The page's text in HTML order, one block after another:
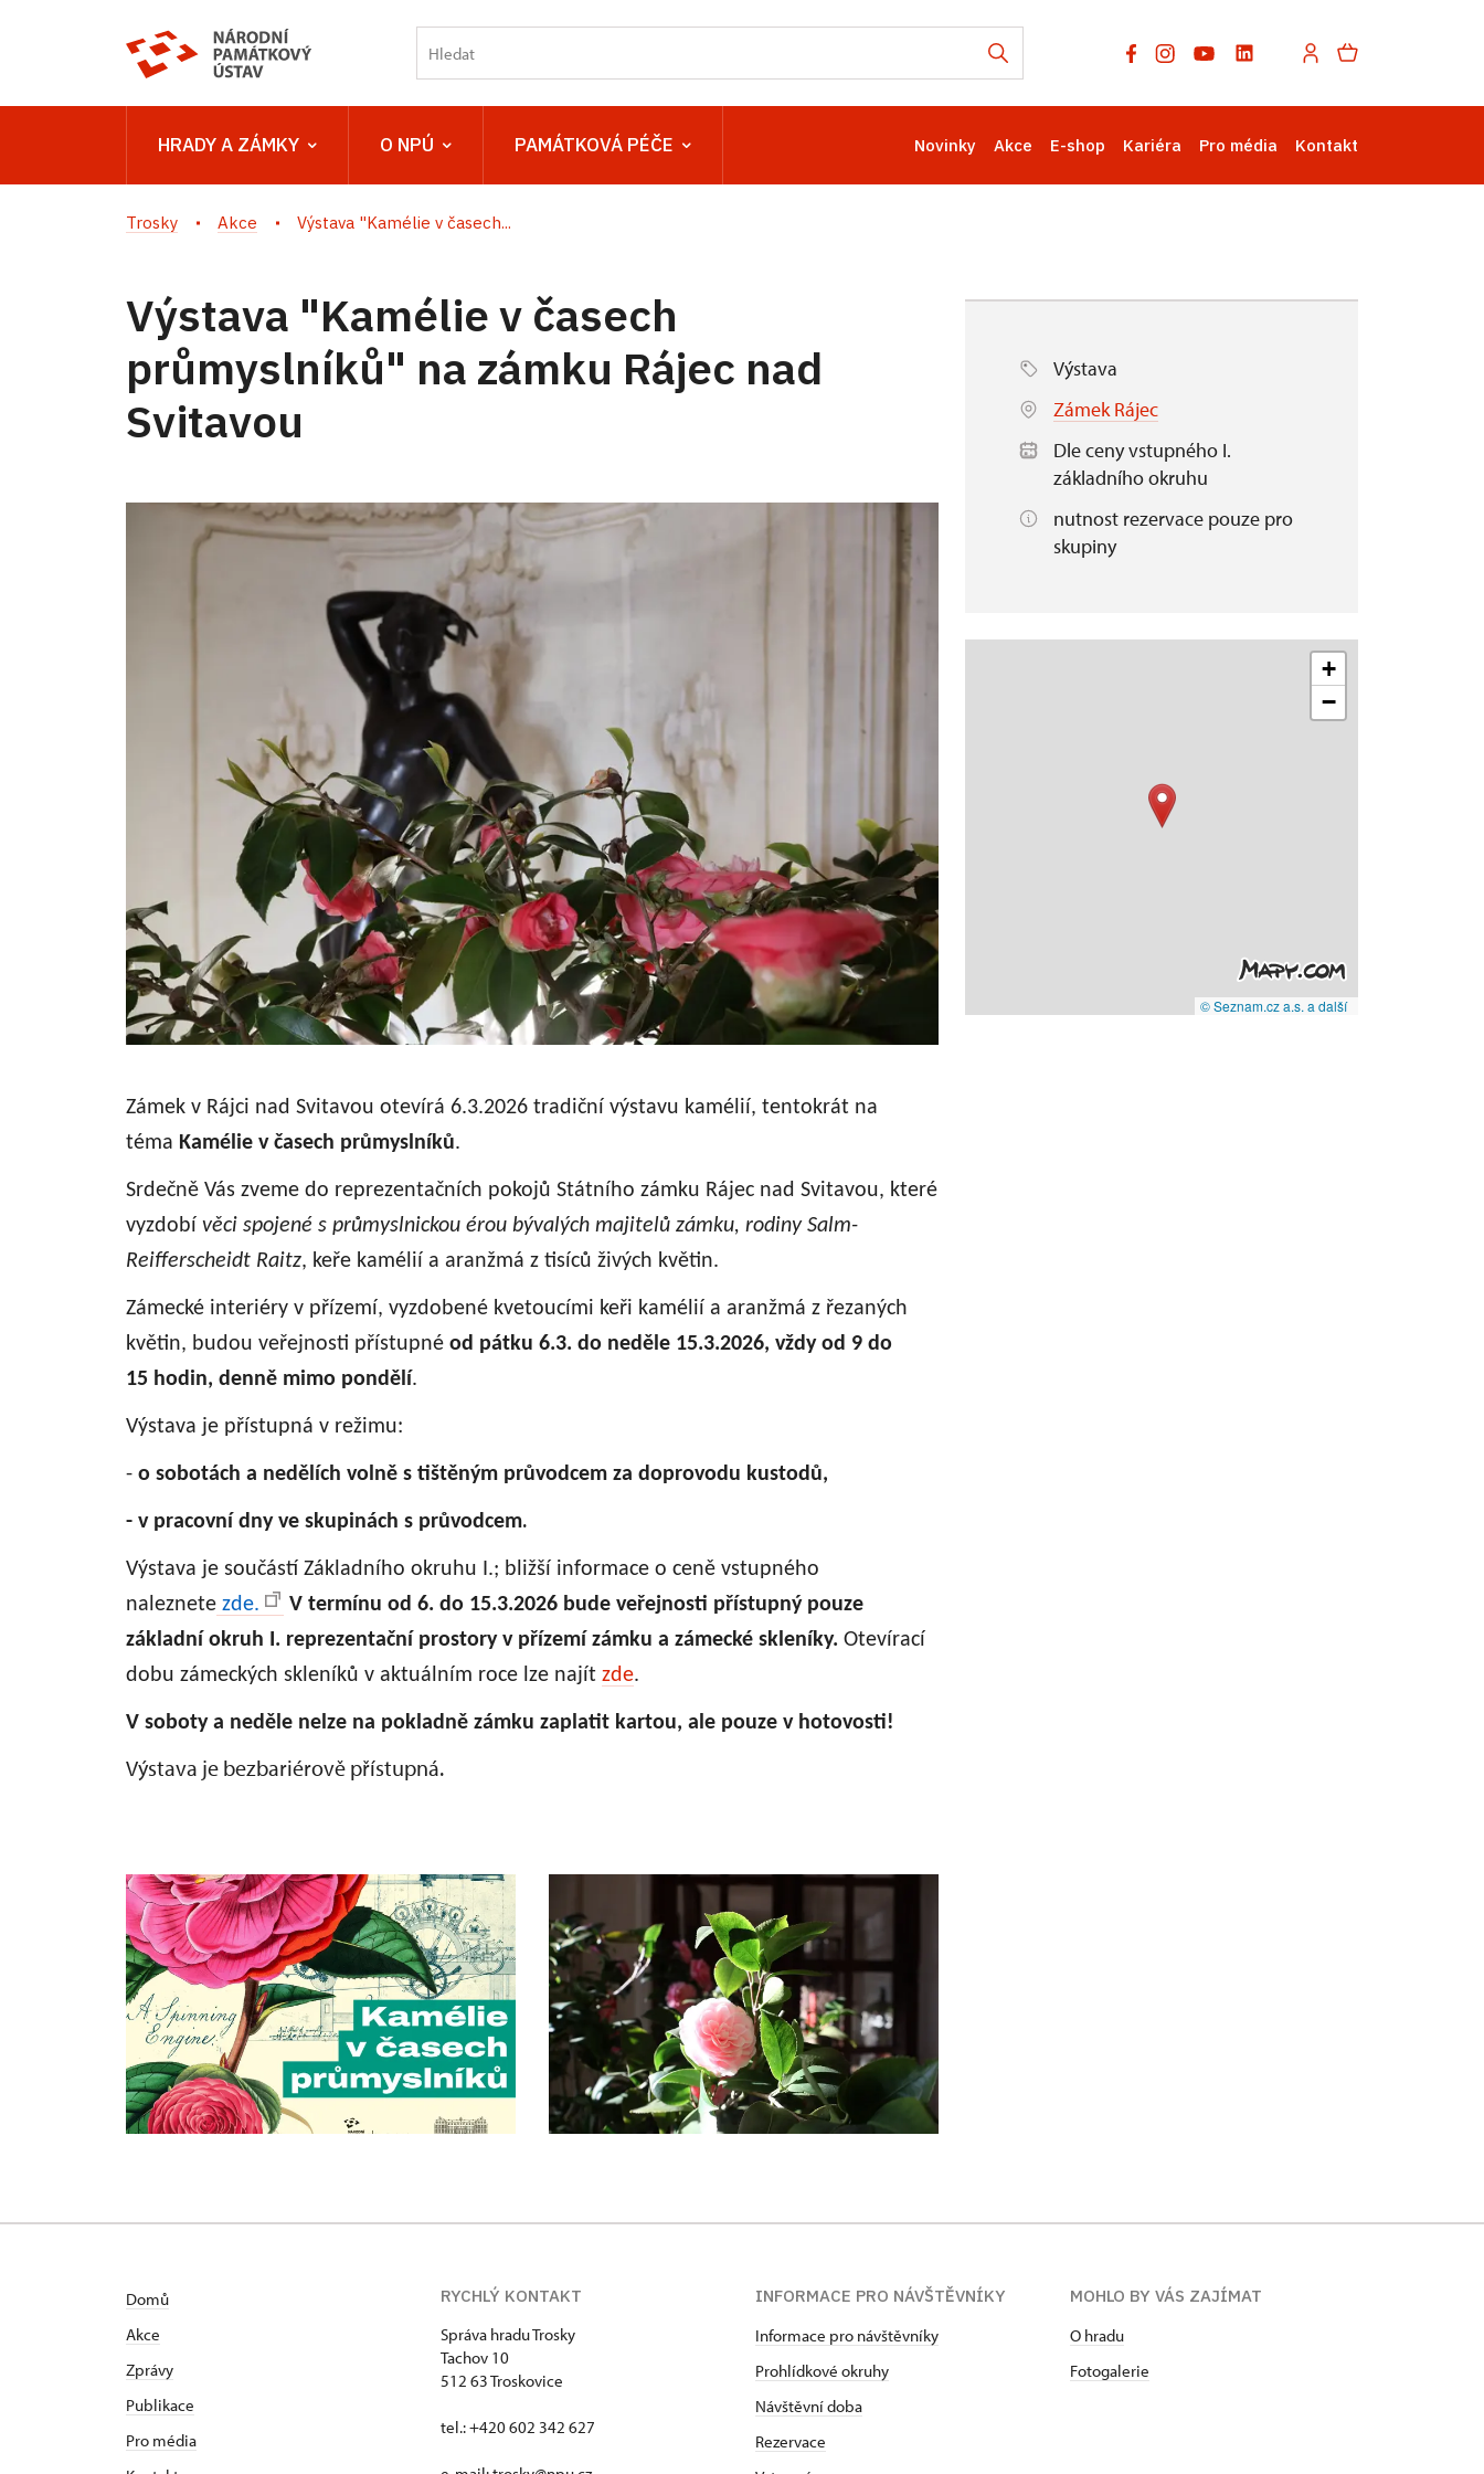
HRADY A ZÁMKY O NPÚ PAMÁTKOVÁ PÉČE Novinky Akce E-shop Kariéra Pro média Kontakt
Trosky Akce Výstava "Kamélie v časech...
Výstava "Kamélie v časech
průmyslníků" na zámku Rájec nad
Svitavou
Zámek v Rájci nad Svitavou otevírá 6.3.2026 tradiční výstavu kamélií, tentokrát na
téma Kamélie v časech průmyslníků.
Srdečně Vás zveme do reprezentačních pokojů Státního zámku Rájec nad Svitavou, které
vyzdobí věci spojené s průmyslnickou érou bývalých majitelů zámku, rodiny Salm-
Reifferscheidt Raitz, keře kamélií a aranžmá z tisíců živých květin.
Zámecké interiéry v přízemí, vyzdobené kvetoucími keři kamélií a aranžmá z řezaných
květin, budou veřejnosti přístupné od pátku 6.3. do neděle 15.3.2026, vždy od 9 do
15 hodin, denně mimo pondělí.
Výstava je přístupná v režimu:
- o sobotách a nedělích volně s tištěným průvodcem za doprovodu kustodů,
- v pracovní dny ve skupinách s průvodcem.
Výstava je součástí Základního okruhu I.; bližší informace o ceně vstupného
naleznete zde.
V termínu od 6. do 15.3.2026 bude veřejnosti přístupný pouze
základní okruh I. reprezentační prostory v přízemí zámku a zámecké skleníky. Otevírací
dobu zámeckých skleníků v aktuálním roce lze najít zde.
V soboty a neděle nelze na pokladně zámku zaplatit kartou, ale pouze v hotovosti!
Výstava je bezbariérově přístupná.
Výstava
Zámek Rájec
Dle ceny vstupného I.
základního okruhu
nutnost rezervace pouze pro
skupiny
+
−
© Seznam.cz a.s. a další
Domů
Akce
Zprávy
Publikace
Pro média
RYCHLÝ KONTAKT
Správa hradu Trosky
Tachov 10
512 63 Troskovice
tel.: +420 602 342 627
INFORMACE PRO NÁVŠTĚVNÍKY
Informace pro návštěvníky
Prohlídkové okruhy
Návštěvní doba
Rezervace
MOHLO BY VÁS ZAJÍMAT
O hradu
Fotogalerie